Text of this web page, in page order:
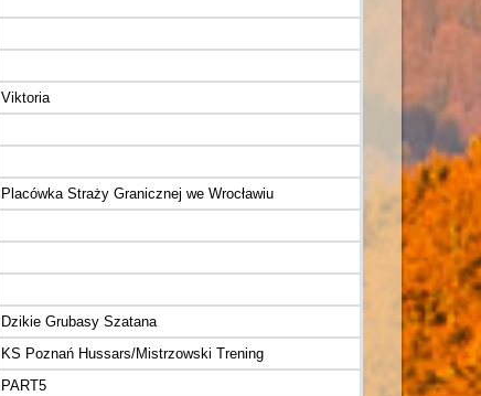
Viktoria
Placówka Straży Granicznej we Wrocławiu
Dzikie Grubasy Szatana
KS Poznań Hussars/Mistrzowski Trening
PART5